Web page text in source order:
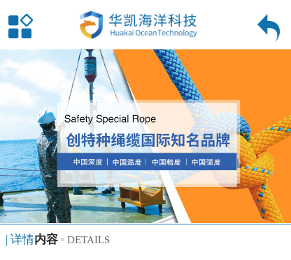
| 详情内容 DETAILS